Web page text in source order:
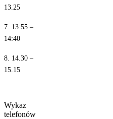
13.25
7. 13:55 –
14:40
8. 14.30 –
15.15
Wykaz
telefonów